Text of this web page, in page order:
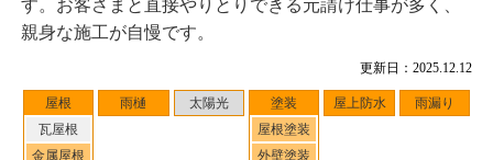
更新日：2025.12.12
屋根
瓦屋根
金属屋根
雨樋 太陽光
塗装
屋根塗装
外壁塗装
屋上防水 雨漏り
す。お客さまと直接やりとりできる元請け仕事が多く、
親身な施工が自慢です。